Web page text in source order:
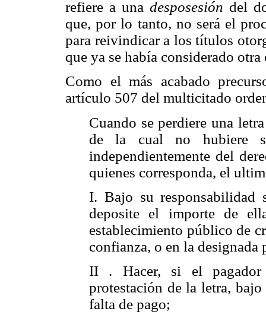
refiere a una desposesión del
que, por lo tanto, no será el
para reivindicar a los títulos
que ya se había considerado
Como el más acabado
artículo 507 del multicitado
Cuando se perdiere una
de la cual no hubiere
independientemente del
quienes corresponda, el
I. Bajo su responsabilidad
deposite el importe de
establecimiento público de
confianza, o en la designada
II . Hacer, si el pagador
protestación de la letra,
falta de pago;